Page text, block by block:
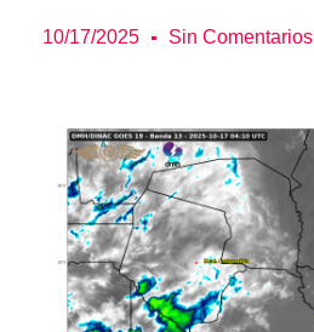
10/17/2025 Sin Comentarios